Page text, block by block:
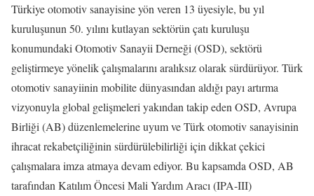
Türkiye otomotiv sanayisine yön veren 13 üyesiyle, bu yıl
kuruluşunun 50. yılını kutlayan sektörün çatı kuruluşu
konumundaki Otomotiv Sanayii Derneği (OSD), sektörü
geliştirmeye yönelik çalışmalarını aralıksız olarak sürdürüyor. Türk
otomotiv sanayiinin mobilite dünyasından aldığı payı artırma
vizyonuyla global gelişmeleri yakından takip eden OSD, Avrupa
Birliği (AB) düzenlemelerine uyum ve Türk otomotiv sanayisinin
ihracat rekabetçiliğinin sürdürülebilirliği için dikkat çekici
çalışmalara imza atmaya devam ediyor. Bu kapsamda OSD, AB
tarafından Katılım Öncesi Mali Yardım Aracı (IPA-III)